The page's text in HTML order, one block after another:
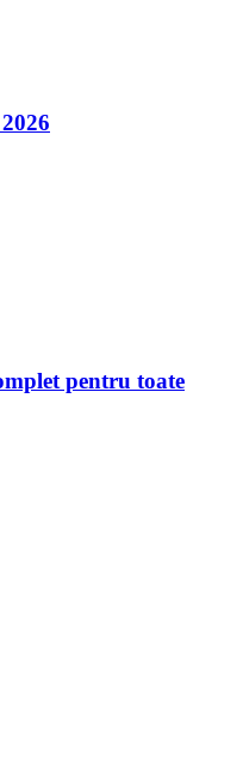
pentru toate